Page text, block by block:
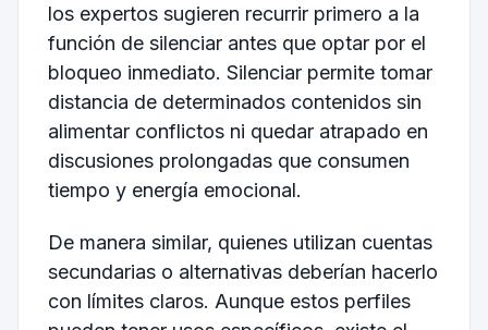
los expertos sugieren recurrir primero a la
función de silenciar antes que optar por el
bloqueo inmediato. Silenciar permite tomar
distancia de determinados contenidos sin
alimentar conflictos ni quedar atrapado en
discusiones prolongadas que consumen
tiempo y energía emocional.
De manera similar, quienes utilizan cuentas
secundarias o alternativas deberían hacerlo
con límites claros. Aunque estos perfiles